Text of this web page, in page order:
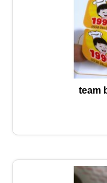
team